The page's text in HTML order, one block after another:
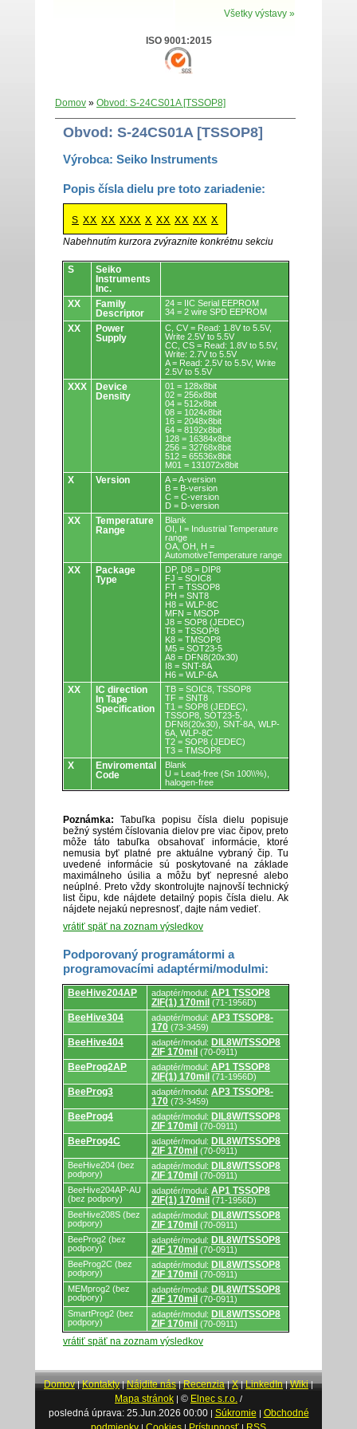
Všetky výstavy »
ISO 9001:2015
Domov » Obvod: S-24CS01A [TSSOP8]
Obvod: S-24CS01A [TSSOP8]
Výrobca: Seiko Instruments
Popis čísla dielu pre toto zariadenie:
S XX XX XXX X XX XX XX X
Nabehnutím kurzora zvýraznite konkrétnu sekciu
Obvody.
S
Seiko
Instruments
Inc.
XX
Family
Descriptor
24 = IIC Serial EEPROM
34 = 2 wire SPD EEPROM
XX
Power
Supply
C, CV = Read: 1.8V to 5.5V,
Write 2.5V to 5.5V
CC, CS = Read: 1.8V to 5.5V,
Write: 2.7V to 5.5V
A = Read: 2.5V to 5.5V, Write
2.5V to 5.5V
XXX
Device
Density
01 = 128x8bit
02 = 256x8bit
04 = 512x8bit
08 = 1024x8bit
16 = 2048x8bit
64 = 8192x8bit
128 = 16384x8bit
256 = 32768x8bit
512 = 65536x8bit
M01 = 131072x8bit
X Version
A = A-version
B = B-version
C = C-version
D = D-version
XX
Temperature
Range
Blank
OI, I = Industrial Temperature
range
OA, OH, H =
AutomotiveTemperature range
XX
Package
Type
DP, D8 = DIP8
FJ = SOIC8
FT = TSSOP8
PH = SNT8
H8 = WLP-8C
MFN = MSOP
J8 = SOP8 (JEDEC)
T8 = TSSOP8
K8 = TMSOP8
M5 = SOT23-5
A8 = DFN8(20x30)
I8 = SNT-8A
H6 = WLP-6A
XX
IC direction
In Tape
Specification
TB = SOIC8, TSSOP8
TF = SNT8
T1 = SOP8 (JEDEC),
TSSOP8, SOT23-5,
DFN8(20x30), SNT-8A, WLP-
6A, WLP-8C
T2 = SOP8 (JEDEC)
T3 = TMSOP8
X
Enviromental
Code
Blank
U = Lead-free (Sn 100\\%),
halogen-free
Poznámka: Tabuľka popisu čísla dielu popisuje
bežný systém číslovania dielov pre viac čipov, preto
môže táto tabuľka obsahovať informácie, ktoré
nemusia byť platné pre aktuálne vybraný čip. Tu
uvedené informácie sú poskytované na základe
maximálneho úsilia a môžu byť nepresné alebo
neúplné. Preto vždy skontrolujte najnovší technický
list čipu, kde nájdete detailný popis čísla dielu. Ak
nájdete nejakú nepresnosť, dajte nám vedieť.
vrátiť späť na zoznam výsledkov
Podporovaný programátormi a
programovacími adaptérmi/modulmi:
Podporovaný
programátormi
a
programovacími
BeeHive204AP adaptér/modul: AP1 TSSOP8
ZIF(1) 170mil (71-1956D)
BeeHive304 adaptér/modul: AP3 TSSOP8-
170 (73-3459)
BeeHive404 adaptér/modul: DIL8W/TSSOP8
ZIF 170mil (70-0911)
BeeProg2AP adaptér/modul: AP1 TSSOP8
ZIF(1) 170mil (71-1956D)
BeeProg3 adaptér/modul: AP3 TSSOP8-
170 (73-3459)
BeeProg4 adaptér/modul: DIL8W/TSSOP8
ZIF 170mil (70-0911)
BeeProg4C adaptér/modul: DIL8W/TSSOP8
ZIF 170mil (70-0911)
BeeHive204 (bez
podpory)
adaptér/modul: DIL8W/TSSOP8
ZIF 170mil (70-0911)
BeeHive204AP-AU
(bez podpory)
adaptér/modul: AP1 TSSOP8
ZIF(1) 170mil (71-1956D)
BeeHive208S (bez
podpory)
adaptér/modul: DIL8W/TSSOP8
ZIF 170mil (70-0911)
BeeProg2 (bez
podpory)
adaptér/modul: DIL8W/TSSOP8
ZIF 170mil (70-0911)
BeeProg2C (bez
podpory)
adaptér/modul: DIL8W/TSSOP8
ZIF 170mil (70-0911)
MEMprog2 (bez
podpory)
adaptér/modul: DIL8W/TSSOP8
ZIF 170mil (70-0911)
SmartProg2 (bez
podpory)
adaptér/modul: DIL8W/TSSOP8
ZIF 170mil (70-0911)
vrátiť späť na zoznam výsledkov
Domov|Kontakty|Nájdite nás|Recenzia|X|LinkedIn|Wiki|
Mapa stránok | © Elnec s.r.o. /
posledná úprava: 25.Jun.2026 00:00| Súkromie | Obchodné